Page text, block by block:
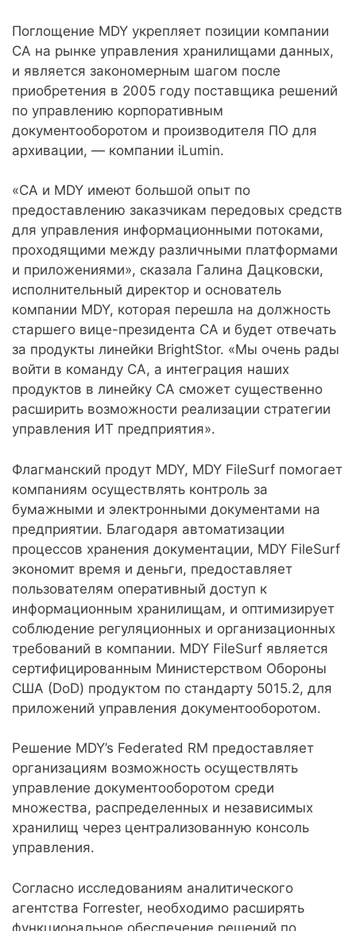
Поглощение MDY укрепляет позиции компании
CA на рынке управления хранилищами данных,
и является закономерным шагом после
приобретения в 2005 году поставщика решений
по управлению корпоративным
документооборотом и производителя ПО для
архивации, — компании iLumin.
«CA и MDY имеют большой опыт по
предоставлению заказчикам передовых средств
для управления информационными потоками,
проходящими между различными платформами
и приложениями», сказала Галина Дацковски,
исполнительный директор и основатель
компании MDY, которая перешла на должность
старшего вице-президента CA и будет отвечать
за продукты линейки BrightStor. «Мы очень рады
войти в команду CA, а интеграция наших
продуктов в линейку CA сможет существенно
расширить возможности реализации стратегии
управления ИТ предприятия».
Флагманский продут MDY, MDY FileSurf помогает
компаниям осуществлять контроль за
бумажными и электронными документами на
предприятии. Благодаря автоматизации
процессов хранения документации, MDY FileSurf
экономит время и деньги, предоставляет
пользователям оперативный доступ к
информационным хранилищам, и оптимизирует
соблюдение регуляционных и организационных
требований в компании. MDY FileSurf является
сертифицированным Министерством Обороны
США (DoD) продуктом по стандарту 5015.2, для
приложений управления документооборотом.
Решение MDY’s Federated RM предоставляет
организациям возможность осуществлять
управление документооборотом среди
множества, распределенных и независимых
хранилищ через централизованную консоль
управления.
Согласно исследованиям аналитического
агентства Forrester, необходимо расширять
функциональное обеспечение решений по